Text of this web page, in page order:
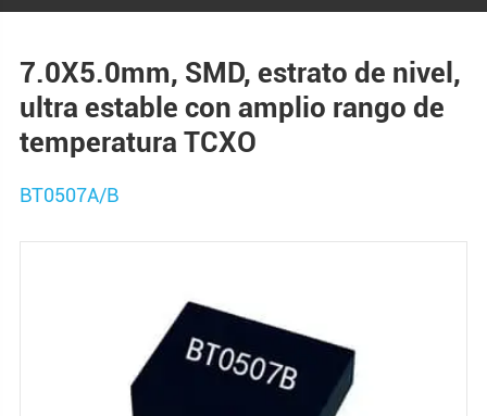
7.0X5.0mm, SMD, estrato de nivel,
ultra estable con amplio rango de
temperatura TCXO
BT0507A/B